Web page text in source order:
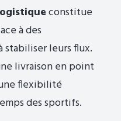
constitue
à des
leurs flux.
livraison en point
flexibilité
des sportifs.